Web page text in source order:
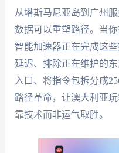
从塔斯马尼亚岛到广州
数据可以重塑路径。当你
智能加速器正在完成这
延迟、排除正在维护的
入口、将指令包拆分成
路径革命，让澳大利亚
靠技术而非运气取胜。